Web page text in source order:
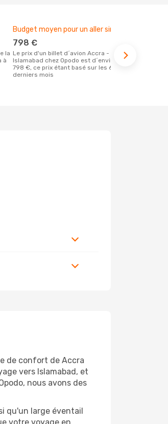
à
Budget moyen pour un aller simple
798 €
Le prix d'un billet d´avion Accra -
Islamabad chez Opodo est d´environ
798 €, ce prix étant basé sur les 6
derniers mois
de confort de Accra
vers Islamabad, et
nous avons des
qu'un large éventail